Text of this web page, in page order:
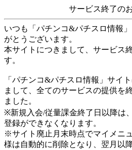
サービス終了の
いつも「パチンコ&パチスロ情報
がとうございます。
本サイトにつきまして、サービス
す。
「パチンコ&パチスロ情報」サイト
まして、全てのサービスの提供を
ました。
※新規入会/従量課金終了日以降は
登録ができなくなります。
※サイト廃止月末時点でマイメニ
様は自動的に削除となり、翌月以